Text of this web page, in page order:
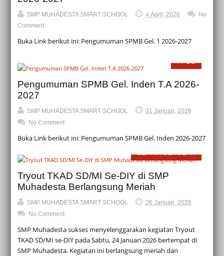
SMP MUHADESTA SMART SCHOOL 4 April, 2026
No
Comment
Buka Link berikut ini: Pengumuman SPMB Gel. 1 2026-2027
PPDB
Pengumuman SPMB Gel. Inden T.A 2026-
2027
SMP MUHADESTA SMART SCHOOL
31 Januari, 2026
No Comment
Buka Link berikut ini: Pengumuman SPMB Gel. Inden 2026-2027
BERITA SEKOLAH
Tryout TKAD SD/MI Se-DIY di SMP
Muhadesta Berlangsung Meriah
SMP MUHADESTA SMART SCHOOL
26 Januari, 2026
No Comment
SMP Muhadesta sukses menyelenggarakan kegiatan Tryout
TKAD SD/MI se-DIY pada Sabtu, 24 Januari 2026 bertempat di
SMP Muhadesta. Kegiatan ini berlangsung meriah dan